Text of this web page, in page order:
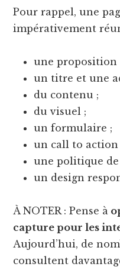
Pour rappel, une
impérativement
une proposition
un titre et une
du contenu ;
du visuel ;
un formulaire ;
un call to action
une politique
un design
À NOTER : Pense à
capture pour les
Aujourd’hui, de
consultent